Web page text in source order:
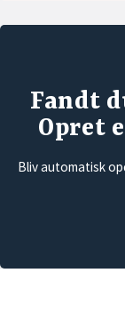
Fandt
Opret
Bliv automatisk